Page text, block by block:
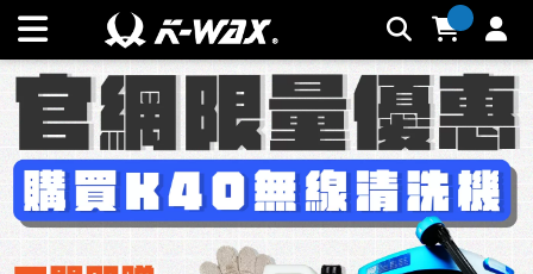
居家清潔保養 | K-WAX台灣汽車美容材料